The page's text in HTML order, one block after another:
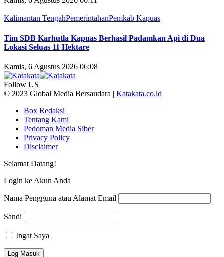
Kalimantan TengahPemerintahanPemkab Kapuas
Tim SDB Karhutla Kapuas Berhasil Padamkan Api di Dua
Lokasi Seluas 11 Hektare
Kamis, 6 Agustus 2026 06:08
Follow US
© 2023 Global Media Bersaudara | Katakata.co.id
Box Redaksi
Tentang Kami
Pedoman Media Siber
Privacy Policy
Disclaimer
Selamat Datang!
Login ke Akun Anda
Nama Pengguna atau Alamat Email
Sandi
Ingat Saya